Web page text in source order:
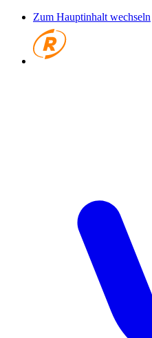
Zum Hauptinhalt wechseln